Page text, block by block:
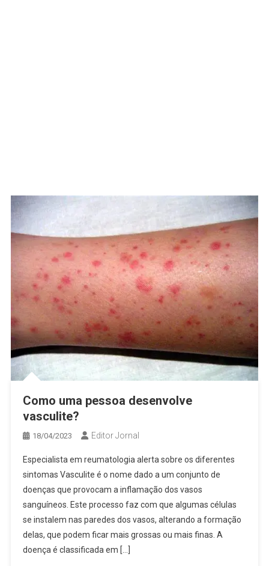
Como uma pessoa desenvolve
vasculite?
18/04/2023 Editor Jornal
Especialista em reumatologia alerta sobre os diferentes
sintomas Vasculite é o nome dado a um conjunto de
doenças que provocam a inflamação dos vasos
sanguíneos. Este processo faz com que algumas células
se instalem nas paredes dos vasos, alterando a formação
delas, que podem ficar mais grossas ou mais finas. A
doença é classificada em […]